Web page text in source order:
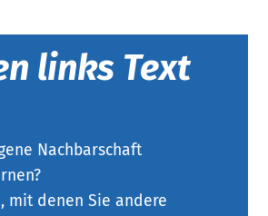
links Text
Nachbarschaft
mit denen Sie andere